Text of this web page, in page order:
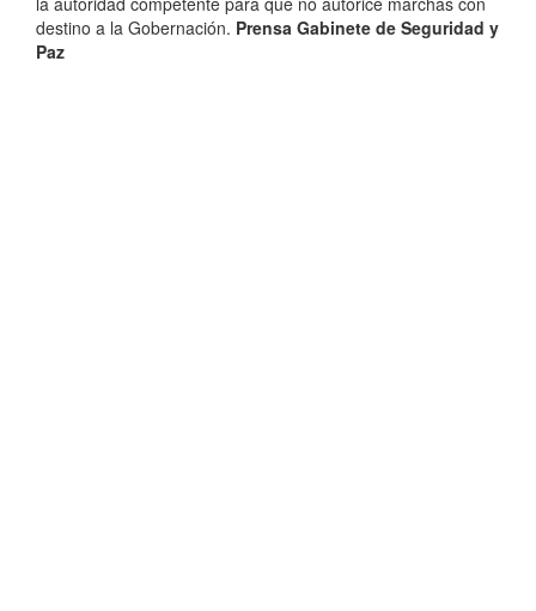
destino a la Gobernación. Prensa Gabinete de Seguridad y
Paz